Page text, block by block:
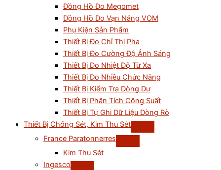
Đồng Hồ Đo Megomet
Đồng Hồ Đo Vạn Năng VOM
Phụ Kiện Sản Phẩm
Thiết Bị Đo Chỉ Thị Pha
Thiết Bị Đo Cường Độ Ánh Sáng
Thiết Bị Đo Nhiệt Độ Từ Xa
Thiết Bị Đo Nhiều Chức Năng
Thiết Bị Kiểm Tra Dòng Dư
Thiết Bị Phân Tích Công Suất
Thiết Bị Tự Ghi Dữ Liệu Dòng Rò
Thiết Bị Chống Sét, Kim Thu Sét
France Paratonnerres
Kim Thu Sét
Ingesco